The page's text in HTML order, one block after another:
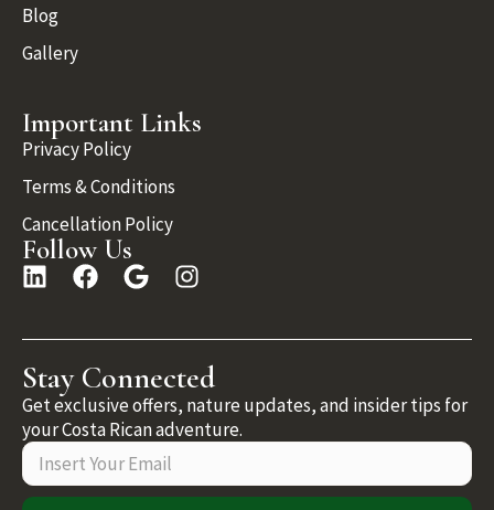
Blog
Gallery
Important Links
Privacy Policy
Terms & Conditions
Cancellation Policy
Follow Us
Stay Connected
Get exclusive offers, nature updates, and insider tips for
your Costa Rican adventure.